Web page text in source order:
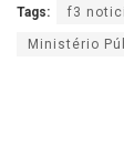
Tags: f3
Ministério